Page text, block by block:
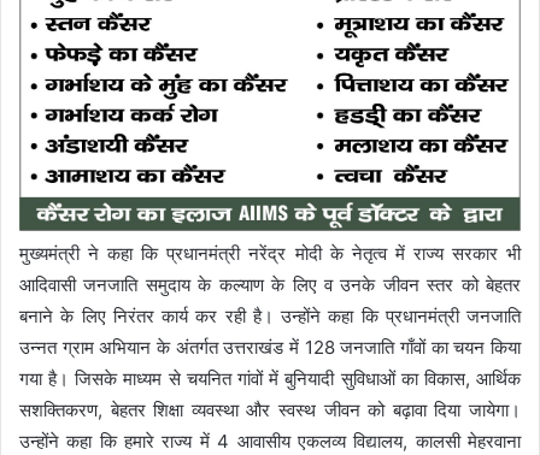
मुख्यमंत्री ने कहा कि प्रधानमंत्री नरेंद्र मोदी के नेतृत्व में राज्य सरकार भी
आदिवासी जनजाति समुदाय के कल्याण के लिए व उनके जीवन स्तर को बेहतर
बनाने के लिए निरंतर कार्य कर रही है। उन्होंने कहा कि प्रधानमंत्री जनजाति
उन्नत ग्राम अभियान के अंतर्गत उत्तराखंड में 128 जनजाति गाँवों का चयन किया
गया है। जिसके माध्यम से चयनित गांवों में बुनियादी सुविधाओं का विकास, आर्थिक
सशक्तिकरण, बेहतर शिक्षा व्यवस्था और स्वस्थ जीवन को बढ़ावा दिया जायेगा।
उन्होंने कहा कि हमारे राज्य में 4 आवासीय एकलव्य विद्यालय, कालसी मेहरवाना